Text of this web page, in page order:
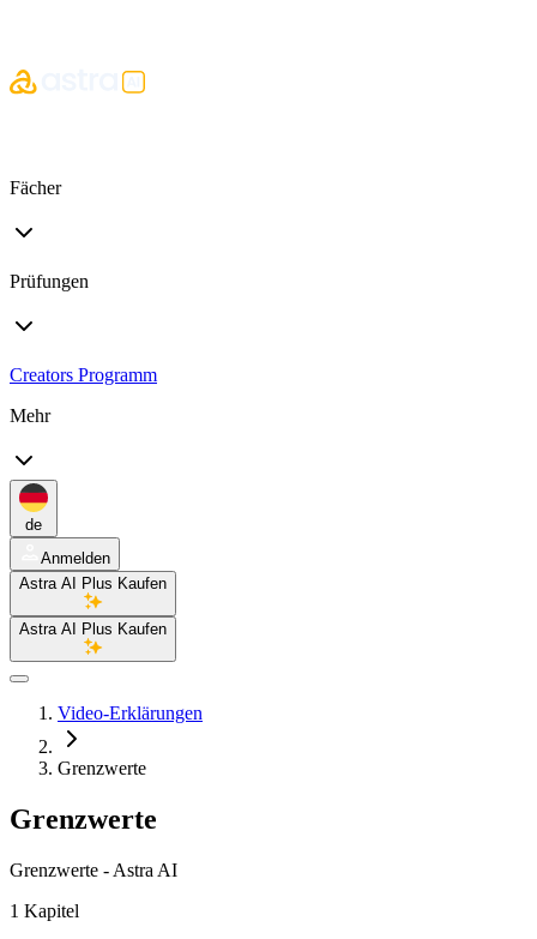
Fächer
Prüfungen
Creators Programm
Mehr
de
Anmelden
Astra AI Plus Kaufen
Astra AI Plus Kaufen
Video-Erklärungen
Grenzwerte
Grenzwerte
Grenzwerte - Astra AI
1 Kapitel